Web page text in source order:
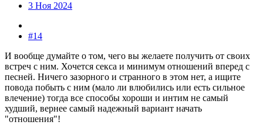
3 Ноя 2024
#14
И вообще думайте о том, чего вы желаете получить от своих
встреч с ним. Хочется секса и минимум отношений вперед с
песней. Ничего зазорного и странного в этом нет, а ищите
повода побыть с ним (мало ли влюбились или есть сильное
влечение) тогда все способы хороши и интим не самый
худший, вернее самый надежный вариант начать
"отношения"!